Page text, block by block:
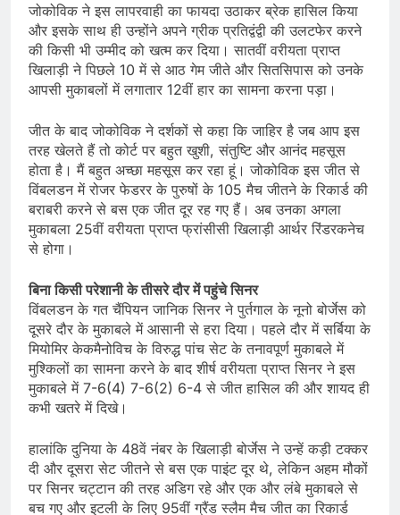
जोकोविक ने इस लापरवाही का फायदा उठाकर ब्रेक हासिल किया
और इसके साथ ही उन्होंने अपने ग्रीक प्रतिद्वंद्वी की उलटफेर करने
की किसी भी उम्मीद को खत्म कर दिया। सातवीं वरीयता प्राप्त
खिलाड़ी ने पिछले 10 में से आठ गेम जीते और सितसिपास को उनके
आपसी मुकाबलों में लगातार 12वीं हार का सामना करना पड़ा।
जीत के बाद जोकोविक ने दर्शकों से कहा कि जाहिर है जब आप इस
तरह खेलते हैं तो कोर्ट पर बहुत खुशी, संतुष्टि और आनंद महसूस
होता है। मैं बहुत अच्छा महसूस कर रहा हूं। जोकोविक इस जीत से
विंबलडन में रोजर फेडरर के पुरुषों के 105 मैच जीतने के रिकार्ड की
बराबरी करने से बस एक जीत दूर रह गए हैं। अब उनका अगला
मुकाबला 25वीं वरीयता प्राप्त फ्रांसीसी खिलाड़ी आर्थर रिंडरकनेच
से होगा।
बिना किसी परेशानी के तीसरे दौर में पहुंचे सिनर
विंबलडन के गत चैंपियन जानिक सिनर ने पुर्तगाल के नूनो बोर्जेस को
दूसरे दौर के मुकाबले में आसानी से हरा दिया। पहले दौर में सर्बिया के
मियोमिर केकमैनोविच के विरुद्ध पांच सेट के तनावपूर्ण मुकाबले में
मुश्किलों का सामना करने के बाद शीर्ष वरीयता प्राप्त सिनर ने इस
मुकाबले में 7-6(4) 7-6(2) 6-4 से जीत हासिल की और शायद ही
कभी खतरे में दिखे।
हालांकि दुनिया के 48वें नंबर के खिलाड़ी बोर्जेस ने उन्हें कड़ी टक्कर
दी और दूसरा सेट जीतने से बस एक पाइंट दूर थे, लेकिन अहम मौकों
पर सिनर चट्टान की तरह अडिग रहे और एक और लंबे मुकाबले से
बच गए और इटली के लिए 95वीं ग्रैंड स्लैम मैच जीत का रिकार्ड